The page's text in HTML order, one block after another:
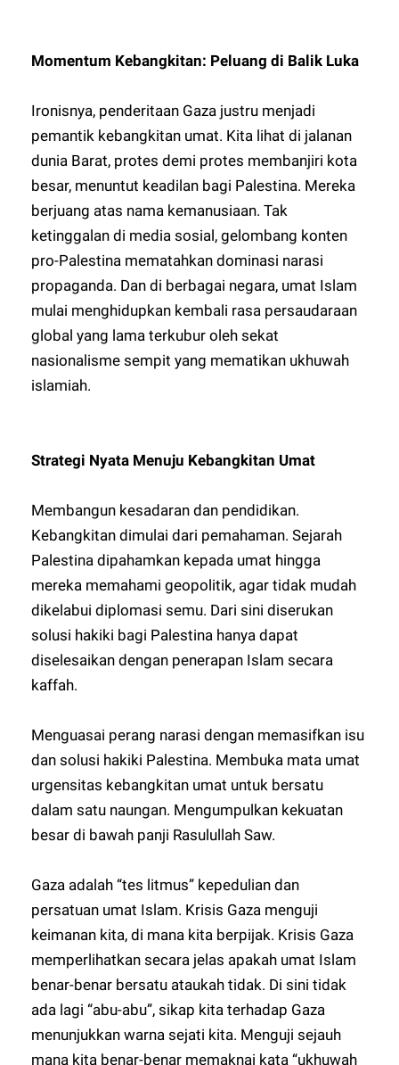
Momentum Kebangkitan: Peluang di Balik Luka
Ironisnya, penderitaan Gaza justru menjadi
pemantik kebangkitan umat. Kita lihat di jalanan
dunia Barat, protes demi protes membanjiri kota
besar, menuntut keadilan bagi Palestina. Mereka
berjuang atas nama kemanusiaan. Tak
ketinggalan di media sosial, gelombang konten
pro-Palestina mematahkan dominasi narasi
propaganda. Dan di berbagai negara, umat Islam
mulai menghidupkan kembali rasa persaudaraan
global yang lama terkubur oleh sekat
nasionalisme sempit yang mematikan ukhuwah
islamiah.
Strategi Nyata Menuju Kebangkitan Umat
Membangun kesadaran dan pendidikan.
Kebangkitan dimulai dari pemahaman. Sejarah
Palestina dipahamkan kepada umat hingga
mereka memahami geopolitik, agar tidak mudah
dikelabui diplomasi semu. Dari sini diserukan
solusi hakiki bagi Palestina hanya dapat
diselesaikan dengan penerapan Islam secara
kaffah.
Menguasai perang narasi dengan memasifkan isu
dan solusi hakiki Palestina. Membuka mata umat
urgensitas kebangkitan umat untuk bersatu
dalam satu naungan. Mengumpulkan kekuatan
besar di bawah panji Rasulullah Saw.
Gaza adalah “tes litmus” kepedulian dan
persatuan umat Islam. Krisis Gaza menguji
keimanan kita, di mana kita berpijak. Krisis Gaza
memperlihatkan secara jelas apakah umat Islam
benar-benar bersatu ataukah tidak. Di sini tidak
ada lagi “abu-abu”, sikap kita terhadap Gaza
menunjukkan warna sejati kita. Menguji sejauh
mana kita benar-benar memaknai kata “ukhuwah